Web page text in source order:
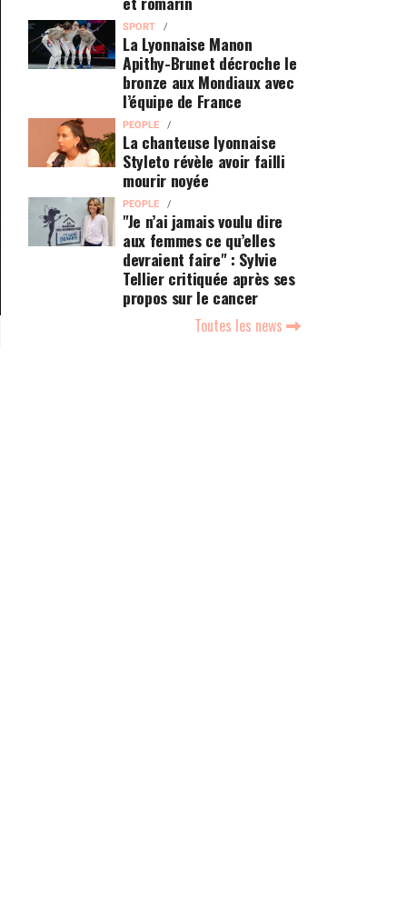
SPORT
La Lyonnaise Manon
Apithy-Brunet décroche le
bronze aux Mondiaux avec
l’équipe de France
PEOPLE
La chanteuse lyonnaise
Styleto révèle avoir failli
mourir noyée
PEOPLE
"Je n’ai jamais voulu dire
aux femmes ce qu’elles
devraient faire" : Sylvie
Tellier critiquée après ses
propos sur le cancer
Toutes les news